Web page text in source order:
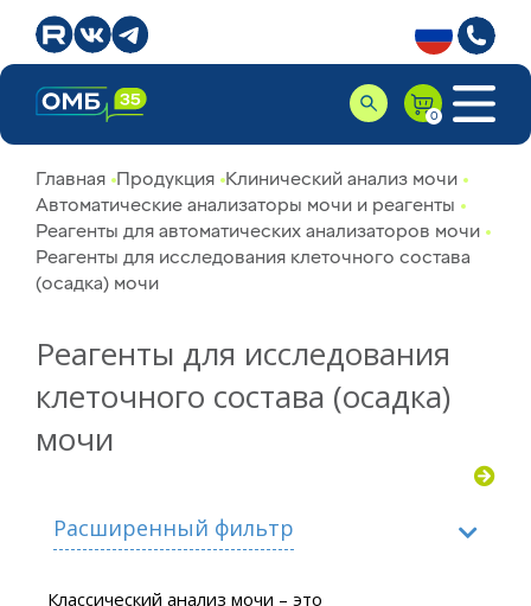
Главная Продукция Клинический анализ мочи
Автоматические анализаторы мочи и реагенты
Реагенты для автоматических анализаторов мочи
Реагенты для исследования клеточного состава
(осадка) мочи
Реагенты для исследования
клеточного состава (осадка)
мочи
Расширенный фильтр
Классический анализ мочи – это